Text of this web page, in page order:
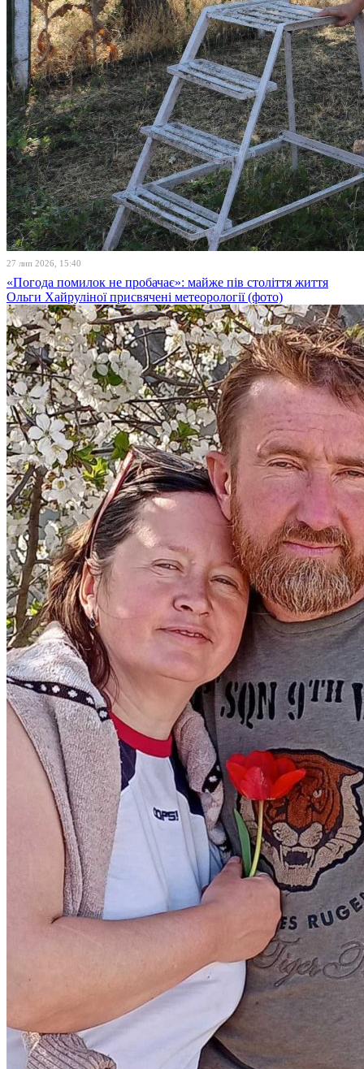
27 лип 2026, 15:40
«Погода помилок не пробачає»: майже пів століття життя
Ольги Хайруліної присвячені метеорології (фото)